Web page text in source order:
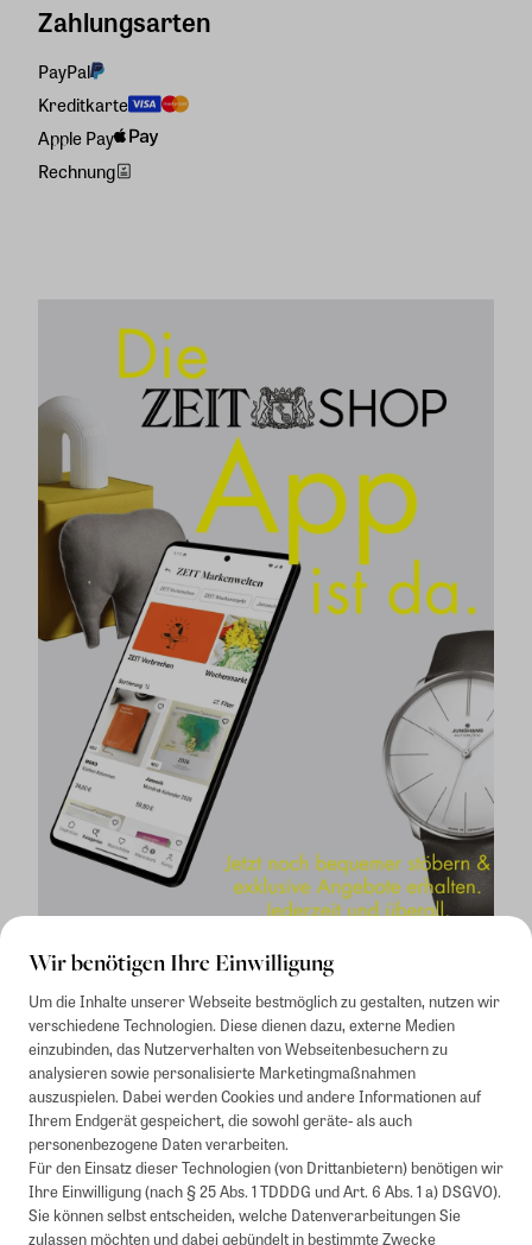
Wir benötigen Ihre Einwilligung
Um die Inhalte unserer Webseite bestmöglich zu gestalten, nutzen wir
verschiedene Technologien. Diese dienen dazu, externe Medien
einzubinden, das Nutzerverhalten von Webseitenbesuchern zu
analysieren sowie personalisierte Marketingmaßnahmen
auszuspielen. Dabei werden Cookies und andere Informationen auf
Ihrem Endgerät gespeichert, die sowohl geräte- als auch
personenbezogene Daten verarbeiten.
Für den Einsatz dieser Technologien (von Drittanbietern) benötigen wir
Ihre Einwilligung (nach § 25 Abs. 1 TDDDG und Art. 6 Abs. 1 a) DSGVO).
Sie können selbst entscheiden, welche Datenverarbeitungen Sie
zulassen möchten und dabei gebündelt in bestimmte Zwecke
Zahlungsarten
PayPal
Kreditkarte
Apple Pay
Rechnung
1Mindestbestellwert von 50€. Nicht anwendbar auf Produkte, die der
Buchpreisbindung unterliegen, ZEIT-Akademie, e-Books. Keine
Barauszahlung möglich. Nicht mit weiteren Gutscheinen/Rabatten
kombinierbar.
Briefsendungen sind vom kostenlosen Rückversand ausgeschlossen.
Weitere Informationen zu Rücksendungen finden Sie hier.